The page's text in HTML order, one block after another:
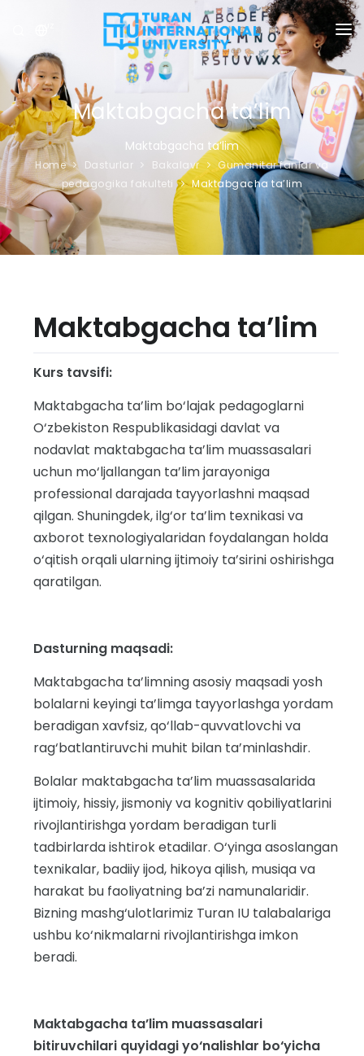
UNIVERSITET
DASTURLAR
QABUL
TADQIQOT
XALQARO ALOQALAR
YANGILIKLAR
Maktabgacha ta’lim
Maktabgacha ta’lim
Home Dasturlar Bakalavr
Gumanitar fanlar va
pedagogika fakulteti
Maktabgacha ta’lim
Maktabgacha ta’lim
Kurs tavsifi:
Maktabgacha ta’lim bo‘lajak pedagoglarni
O‘zbekiston Respublikasidagi davlat va
nodavlat maktabgacha ta’lim muassasalari
uchun mo‘ljallangan ta’lim jarayoniga
professional darajada tayyorlashni maqsad
qilgan. Shuningdek, ilg‘or ta’lim texnikasi va
axborot texnologiyalaridan foydalangan holda
o‘qitish orqali ularning ijtimoiy ta’sirini oshirishga
qaratilgan.
Dasturning maqsadi:
Maktabgacha ta’limning asosiy maqsadi yosh
bolalarni keyingi ta’limga tayyorlashga yordam
beradigan xavfsiz, qo‘llab-quvvatlovchi va
rag‘batlantiruvchi muhit bilan ta’minlashdir.
Bolalar maktabgacha ta’lim muassasalarida
ijtimoiy, hissiy, jismoniy va kognitiv qobiliyatlarini
rivojlantirishga yordam beradigan turli
tadbirlarda ishtirok etadilar. O‘yinga asoslangan
texnikalar, badiiy ijod, hikoya qilish, musiqa va
harakat bu faoliyatning ba’zi namunalaridir.
Bizning mashg‘ulotlarimiz Turan IU talabalariga
ushbu ko‘nikmalarni rivojlantirishga imkon
beradi.
Maktabgacha ta’lim muassasalari
bitiruvchilari quyidagi yo‘nalishlar bo‘yicha